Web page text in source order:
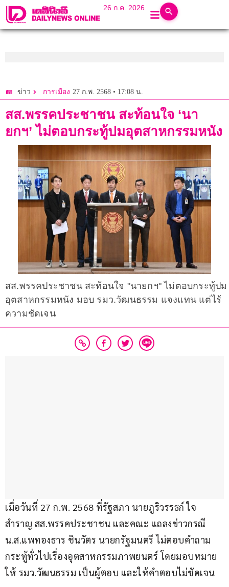
26 ก.ค. 2026
ข่าว การเมือง 27 ก.พ. 2568 • 17:08 น.
สส.พรรคประชาชน สะท้อนใจ ‘นา
ยกฯ’ ไม่ตอบกระทู้ปมอุตสาหกรรมหนัง
สส.พรรคประชาชน สะท้อนใจ "นายกฯ" ไม่ตอบกระทู้ปม
อุตสาหกรรมหนัง มอบ รมว.วัฒนธรรม แจงแทน แต่ไร้
ความชัดเจน
เมื่อวันที่ 27 ก.พ. 2568 ที่รัฐสภา นายภูริวรรธก์ ใจ
สำราญ สส.พรรคประชาชน และคณะ แถลงข่าวกรณี
น.ส.แพทองธาร ชินวัตร นายกรัฐมนตรี ไม่ตอบคำถาม
กระทู้ทั่วไปเรื่องอุตสาหกรรมภาพยนตร์ โดยมอบหมาย
ให้ รมว.วัฒนธรรม เป็นผู้ตอบ และให้คำตอบไม่ชัดเจน